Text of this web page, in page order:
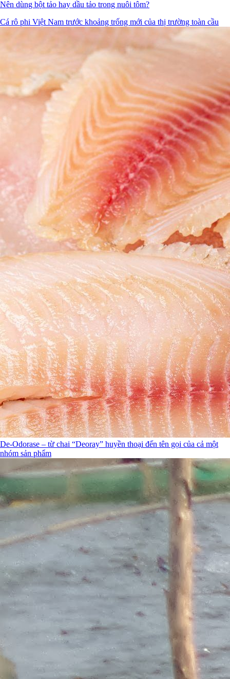
Nên dùng bột tảo hay dầu tảo trong nuôi tôm?
Cá rô phi Việt Nam trước khoảng trống mới của thị trường toàn cầu
De-Odorase – từ chai “Deoray” huyền thoại đến tên gọi của cả một
nhóm sản phẩm